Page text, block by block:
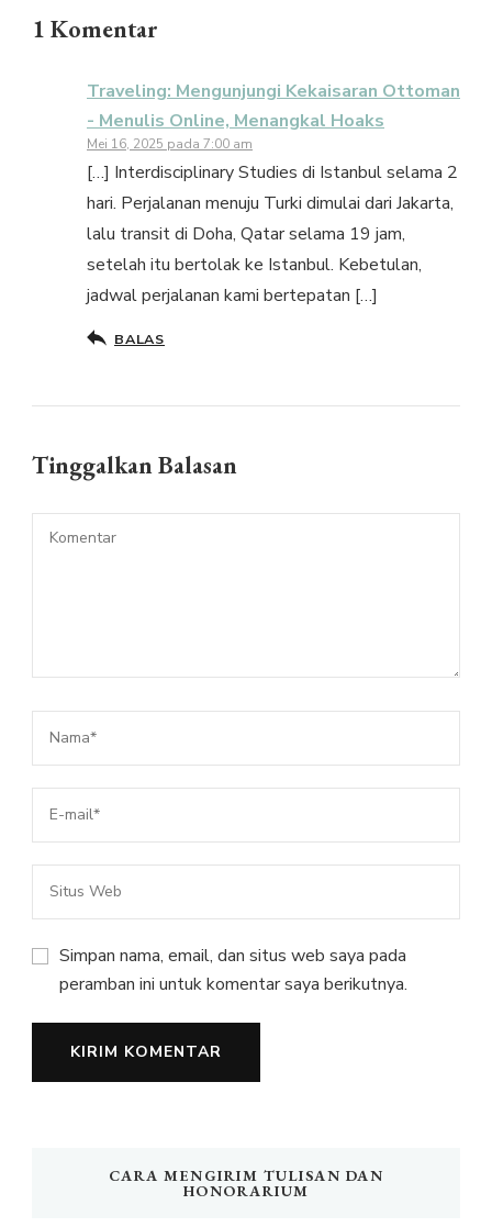
1 Komentar
Traveling: Mengunjungi Kekaisaran Ottoman
- Menulis Online, Menangkal Hoaks
Mei 16, 2025 pada 7:00 am
[…] Interdisciplinary Studies di Istanbul selama 2
hari. Perjalanan menuju Turki dimulai dari Jakarta,
lalu transit di Doha, Qatar selama 19 jam,
setelah itu bertolak ke Istanbul. Kebetulan,
jadwal perjalanan kami bertepatan […]
BALAS
Tinggalkan Balasan
Simpan nama, email, dan situs web saya pada
peramban ini untuk komentar saya berikutnya.
CARA MENGIRIM TULISAN DAN
HONORARIUM